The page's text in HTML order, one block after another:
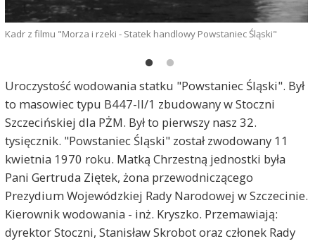
Kadr z filmu "Morza i rzeki - Statek handlowy Powstaniec Śląski"
Uroczystość wodowania statku "Powstaniec Śląski". Był
to masowiec typu B447-II/1 zbudowany w Stoczni
Szczecińskiej dla PŻM. Był to pierwszy nasz 32.
tysięcznik. "Powstaniec Śląski" został zwodowany 11
kwietnia 1970 roku. Matką Chrzestną jednostki była
Pani Gertruda Ziętek, żona przewodniczącego
Prezydium Wojewódzkiej Rady Narodowej w Szczecinie.
Kierownik wodowania - inż. Kryszko. Przemawiają:
dyrektor Stoczni, Stanisław Skrobot oraz członek Rady